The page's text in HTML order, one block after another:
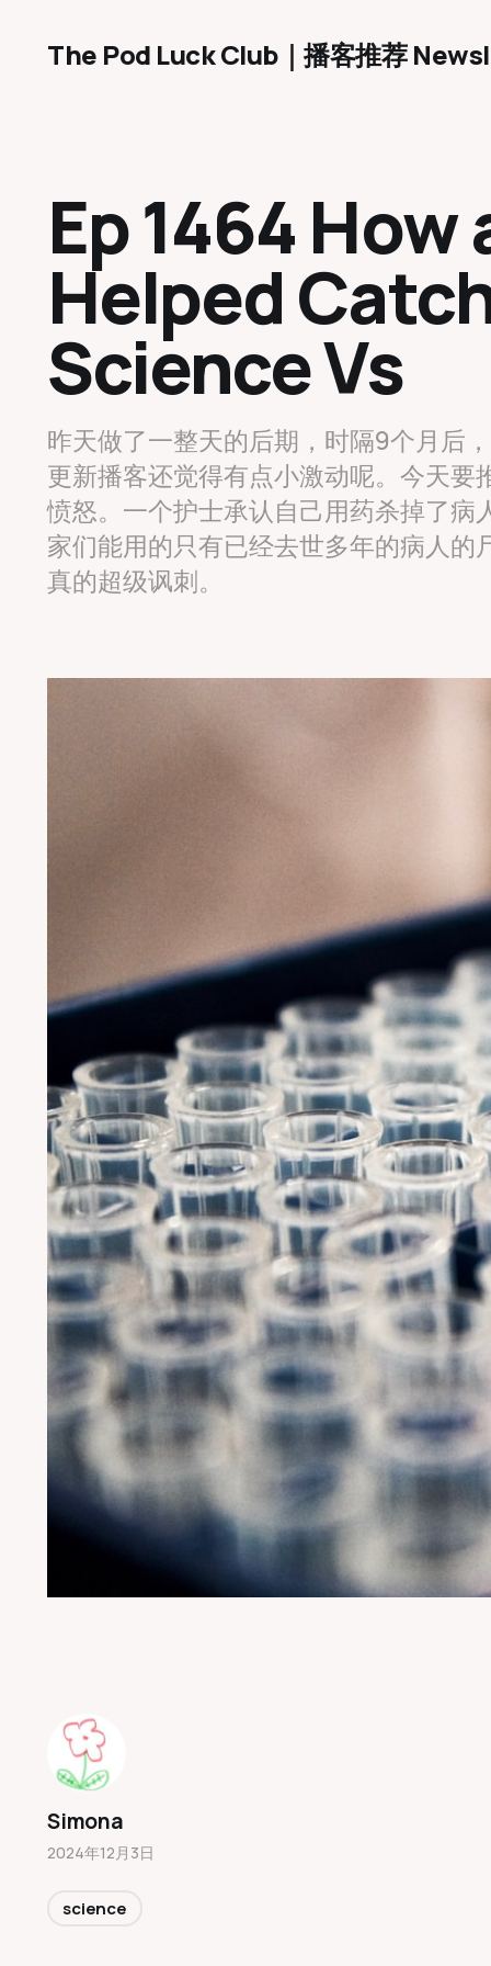
The Pod Luck Club｜播客推荐
Ep 1464
Helped
Science Vs
昨天做了一整天的后期，时隔9个月后
更新播客还觉得有点小激动呢。今天
愤怒。一个护士承认自己用药杀掉了
家们能用的只有已经去世多年的病人
真的超级讽刺。
Simona
2024年12月3日
science